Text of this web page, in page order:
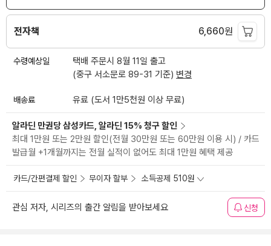
전자책 6,660원
수령예상일
택배 주문시 8월 11일 출고
(중구 서소문로 89-31 기준) 변경
배송료 유료 (도서 1만5천원 이상 무료)
알라딘 만권당 삼성카드, 알라딘 15% 청구 할인
최대 1만원 또는 2만원 할인(전월 30만원 또는 60만원 이용 시) / 카드
발급월 +1개월까지는 전월 실적이 없어도 최대 1만원 혜택 제공
카드/간편결제 할인 무이자 할부 소득공제 510원
관심 저자, 시리즈의 출간 알림을 받아보세요 신청